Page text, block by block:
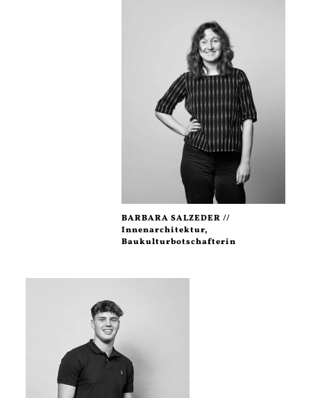
BARBARA SALZEDER //
Innenarchitektur,
Baukulturbotschafterin